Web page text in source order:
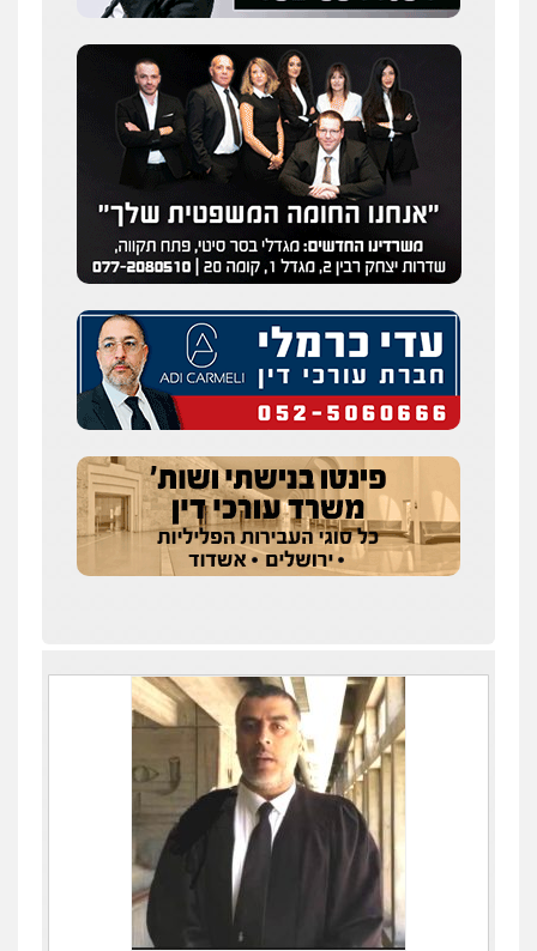
מצגר ושות', חברת עורכי דין
נדל"ן / עסקים משפחה תעבורה כלכלי
הוצאה לפועל
0545402829
עורך דין תמיר אלטיט
פלילי תעבורה
עו"ד יוסי חמצני
כלכלי צווארון לבן פשיעה כלכלית עבירות
מס הלבנת הון
פלילי פשיעה כלכלית צווארון לבן
0506217771
עו"ד אביגדור פלדמן
פלילי אסירים צווארון לבן זכויות אדם
0505345826
עו"ד תמיר סולומון